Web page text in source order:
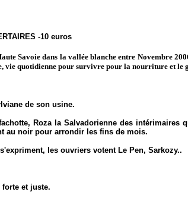
-10 euros
Savoie dans la vallée blanche entre Novembre
vie quotidienne pour survivre pour la nourriture et
de son usine.
Roza la Salvadorienne des
au noir pour arrondir les fins de mois.
les ouvriers votent Le Pen, Sarkozy..
et juste.